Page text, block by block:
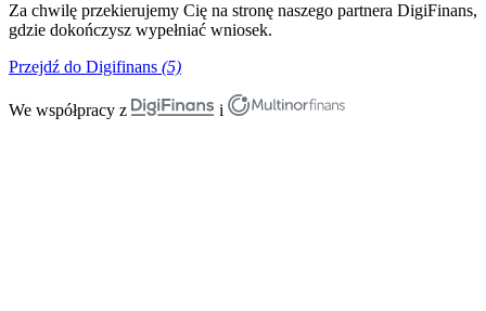
Za chwilę przekierujemy Cię na stronę naszego partnera DigiFinans,
gdzie dokończysz wypełniać wniosek.
Przejdź do Digifinans (5)
We współpracy z i